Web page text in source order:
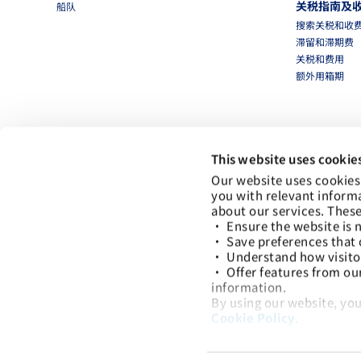
This website uses
Our website uses
you with relevant
about our services.
• Ensure the website is
• Save preferences
• Understand how
• Offer features from
information.
By using our website,
Cookie Policy
船队
关税指南及
搜索关税和收
滞留和滞期费
关税和费用
额外用箱期